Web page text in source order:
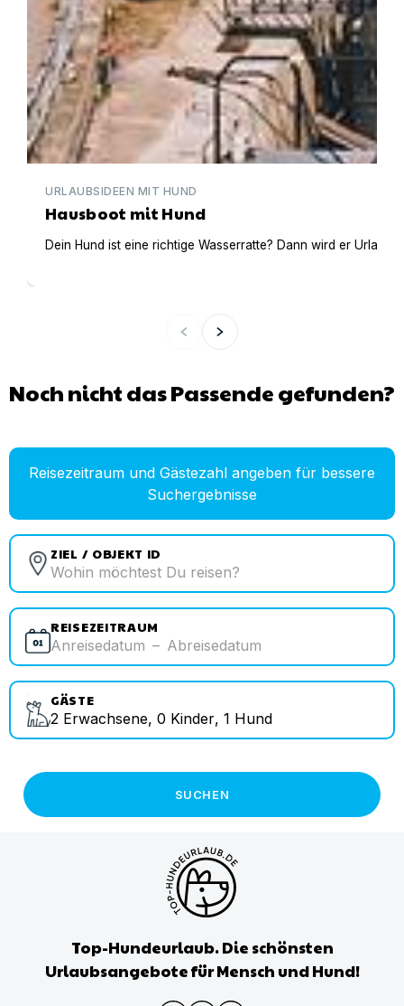
URLAUBSIDEEN MIT HUND
Hausboot mit Hund
Dein Hund ist eine richtige Wasserratte? Dann wird er
Noch nicht das Passende gefunden?
Reisezeitraum und Gästezahl angeben für bessere
Suchergebnisse
ZIEL / OBJEKT ID
REISEZEITRAUM
Anreisedatum – Abreisedatum
GÄSTE
2 Erwachsene, 0 Kinder, 1 Hund
SUCHEN
Top-Hundeurlaub. Die schönsten
Urlaubsangebote für Mensch und Hund!